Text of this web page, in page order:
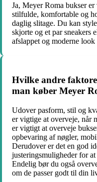
Ja, Meyer Roma bukser
stilfulde, komfortable og
daglig slitage. Du kan
skjorte og et par sneakers
afslappet og moderne
Hvilke andre
man køber Meyer
Udover pasform, stil og
er vigtige at overveje, når
er vigtigt at overveje
opbevaring af nøgler,
Derudover er det en god
justeringsmuligheder for
Endelig bør du også
om de passer godt til din